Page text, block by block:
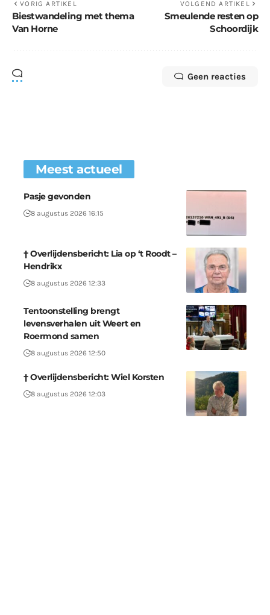
VORIG ARTIKEL
Biestwandeling met thema
Van Horne
VOLGEND ARTIKEL
Smeulende resten op
Schoordijk
Geen reacties
Meest actueel
Pasje gevonden
8 augustus 2026 16:15
† Overlijdensbericht: Lia op ‘t Roodt –
Hendrikx
8 augustus 2026 12:33
Tentoonstelling brengt
levensverhalen uit Weert en
Roermond samen
8 augustus 2026 12:50
† Overlijdensbericht: Wiel Korsten
8 augustus 2026 12:03